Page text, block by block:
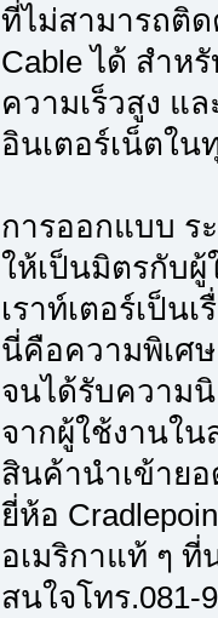
ที่ไม่สามารถติด
Cable ได้ สำห
ความเร็วสูง แ
อินเตอร์เน็ตใน
การออกแบบ ร
ให้เป็นมิตรกับผู้
เราท์เตอร์เป็น
นี่คือความพิเศ
จนได้รับความ
จากผู้ใช้งานใน
สินค้านำเข้าย
ยี่ห้อ
อเมริกาแท้ ๆ
สนใจโทร.081-